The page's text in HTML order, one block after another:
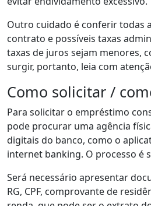
Outro cuidado é conferir todas
contrato e possíveis taxas
taxas de juros sejam menores,
surgir, portanto, leia com
Como solicitar /
Para solicitar o empréstimo
pode procurar uma agência
digitais do banco, como o
internet banking. O processo é
Será necessário apresentar
RG, CPF, comprovante de